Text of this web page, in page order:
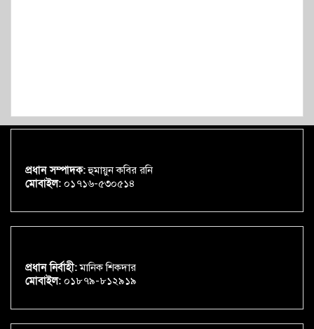
প্রধান সম্পাদক:হুমায়ুন কবির রনি
মোবাইল: ০১৭১৬-৫৩০৫১৪
প্রধান নির্বাহী:মানিক শিকদার
মোবাইল: ০১৮৭৯-৮১২৯১৯